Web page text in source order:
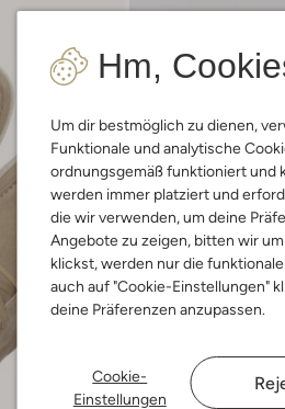
Hm,
Um dir bestmöglich zu dienen,
Funktionale und analytische
ordnungsgemäß funktioniert und
werden immer platziert und
die wir verwenden, um deine
Angebote zu zeigen, bitten wir
klickst, werden nur die
auch auf "Cookie-Einstellungen"
deine Präferenzen anzupassen.
Cookie-
Einstellungen